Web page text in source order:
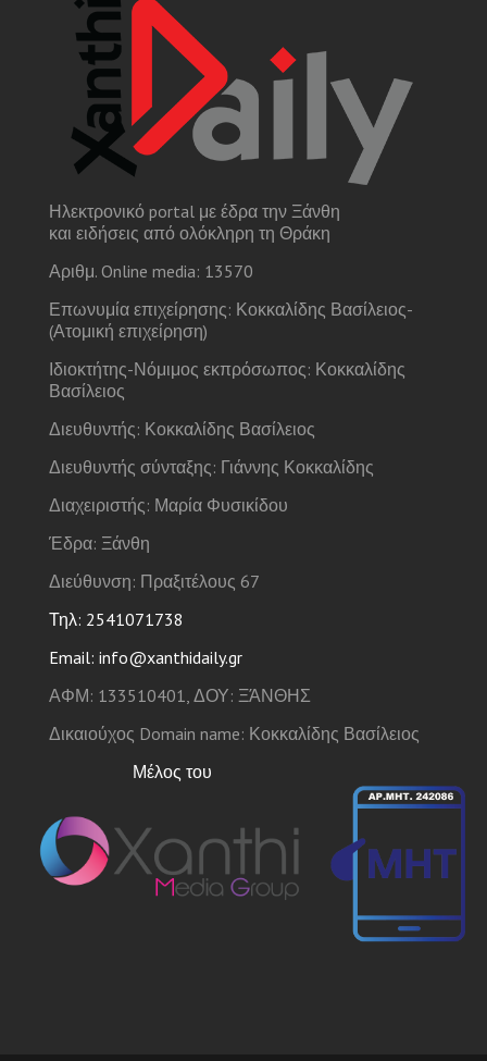
Ηλεκτρονικό portal με έδρα την Ξάνθη
και ειδήσεις από ολόκληρη τη Θράκη
Αριθμ. Online media: 13570
Επωνυμία επιχείρησης: Κοκκαλίδης Βασίλειος-
(Ατομική επιχείρηση)
Ιδιοκτήτης-Νόμιμος εκπρόσωπος: Κοκκαλίδης
Βασίλειος
Διευθυντής: Κοκκαλίδης Βασίλειος
Διευθυντής σύνταξης: Γιάννης Κοκκαλίδης
Διαχειριστής: Μαρία Φυσικίδου
Έδρα: Ξάνθη
Διεύθυνση: Πραξιτέλους 67
Τηλ: 2541071738
Email: info@xanthidaily.gr
ΑΦΜ: 133510401, ΔΟΥ: ΞΆΝΘΗΣ
Δικαιούχος Domain name: Κοκκαλίδης Βασίλειος
Μέλος του